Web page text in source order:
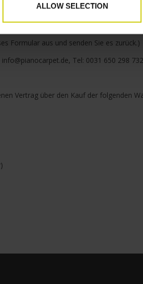
ALLOW SELECTION
Formular aus und senden Sie es zurück.)
info@pianocarpet.de, Tel: 0031 650 298 732
Vertrag über den Kauf der folgenden